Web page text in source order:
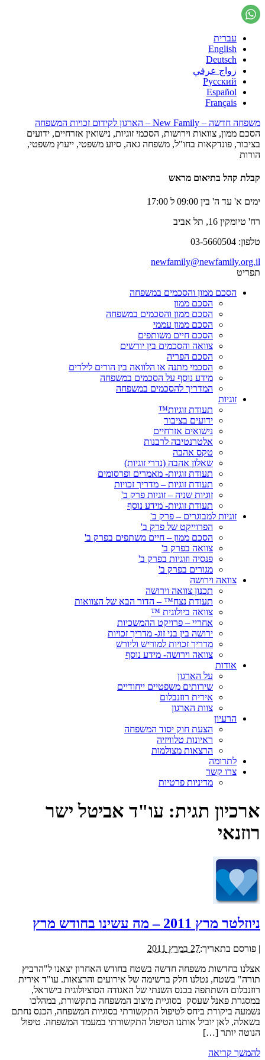
עברית
English
Deutsch
زواج عرفي
Русский
Español
Français
משפחה חדשה – New Family – הארגון לקידום זכויות המשפחה
הסכם ממון, צוואות וירושות, הסכמי זוגיות, נישואין אזרחיים, ידועים
בציבור, פונדקאות בחו"ל, משפחה גאה, סיוע משפטי, ייעוץ משפטי,
הורות
קבלת קהל בתיאום מראש
ימים א' עד ה' בין 09:00 ל 17:00
רח' טיומקין 16, תל אביב
טלפון: 03-5660504
newfamily@newfamily.org.il
תפריט
הסכם ממון והסכמים במשפחה
הסכם ממון
הסכם ממון והסכמים במשפחה
הסכם ממון עממי
הסכם חיים משותפים
צוואה והסכמים בין יורשים
הסכם הפריה
הסכמי מתנה או הלוואה בין הורים לילדים
מידע נוסף על הסכמים במשפחה
המדריך להסכמים במשפחה
זוגיות
תעודת זוגיות™
ידועים בציבור
נישואים אזרחיים
אלטרנטיבה לרבנות
טקס אהבה
שאלון אהבה (נדרי זוגיות)
תעודת זוגיות- מאמרים ופרסומים
תעודת זוגיות – מדריך זכויות
זוגיות שניה – זוגיות פרק ב'
תעודת זוגיות- מידע נוסף
זוגיות למבוגרים – פרק ב'
הפרוייקט של פרק ב'
הסכם ממון – חיים משתפים בפרק ב'
צוואה בפרק ב'
פנסיה וזוגיות בפרק ב'
מגורים בפרק ב'
צוואה וירושה
תכנון צוואה וירושה
תעודת נצח™ – הדור הבא של הצוואות
צוואה ביולוגית ™
אחריי – פרויקט ההמשכיות
ירושה בין בני זוג- מדריך זכויות
מדריך זכויות למוריש וליורש
צוואה וירושה- מידע נוסף
אודות
על הארגון
שירותים משפטיים ייחודיים
אירית רוזנבלום
צוות הארגון
הרעיון
הצעת חוק יסוד המשפחה
ראיונות טלוויזיה
הרצאות מצולמות
לתרומה
צרו קשר
מדיניות פרטיות
ארכיון תגית: עו"ד אביטל ישר
רוזנאי
ניוזלטר מרץ 2011 – מה עשינו בחודש מרץ
| פורסם בתאריך:27 במרץ 2011
אצלנו בחדשות משפחה חדשה בשטח בחודש האחרון יצאנו ל"הרביץ
תורה" בשטח, נטלנו חלק ברשימה של אירועים והרצאות. עו"ד אירית
רוזנבלום השתתפה בכנס השנתי של האגודה הסוציולוגית בישראל,
במסגרת פאנל שעסק בסוגיית מיצוב המשפחה בתקשורת, במהלכו
נשמעה ביקורת ביחס לטיפול התקשורתי בסוגיות המשפחה, הכנס נחתם
בשאלה, לאן יוביל אותנו הטיפול התקשורתי במעמד המשפחה. טיפול
הנוטה יותר […]
להמשך קריאה